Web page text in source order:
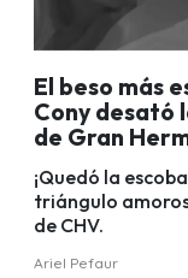
El beso más
Cony desató
de Gran
¡Quedó la
triángulo
de CHV.
Ariel Pefaur